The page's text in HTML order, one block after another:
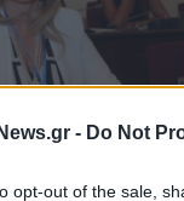
- Do Not
opt-out of the sale,
ΔΣ του IOSCO